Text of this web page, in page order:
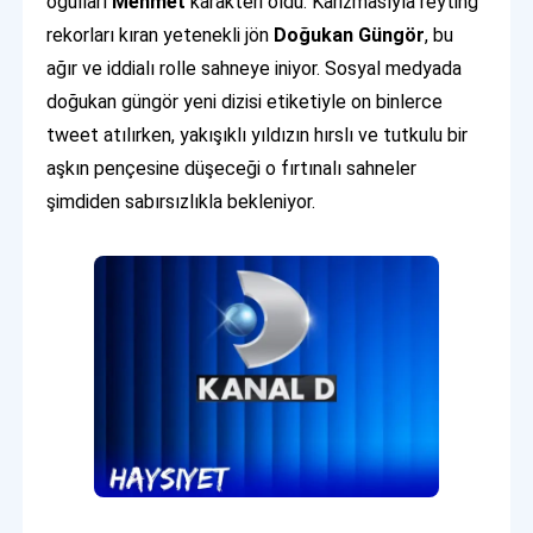
rekorları kıran yetenekli jön Doğukan Güngör, bu
ağır ve iddialı rolle sahneye iniyor. Sosyal medyada
doğukan güngör yeni dizisi etiketiyle on binlerce
tweet atılırken, yakışıklı yıldızın hırslı ve tutkulu bir
aşkın pençesine düşeceği o fırtınalı sahneler
şimdiden sabırsızlıkla bekleniyor.